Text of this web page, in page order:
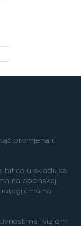
promjena u
bit će u skladu sa
na općinskoj
na
i vizijom